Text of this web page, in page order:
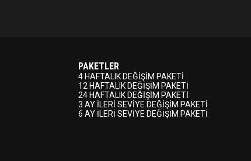
PAKETLER
4 HAFTALIK DEĞİŞİM PAKETİ
12 HAFTALIK DEĞİŞİM PAKETİ
24 HAFTALIK DEĞİŞİM PAKETİ
3 AY İLERİ SEVİYE DEĞİŞİM PAKETİ
6 AY İLERİ SEVİYE DEĞİŞİM PAKETİ